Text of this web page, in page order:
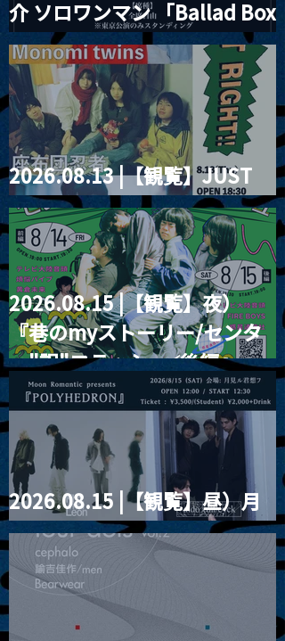
介 ソロワンマン 「Ballad Box
2026」
2026.08.13 |【観覧】JUST
RIGHT!! vol.26
2026.08.15 |【観覧】夜）
『巷のmyストーリー/センタ
ー"訳"フラッシュ⚡️後編』
2026.08.15 |【観覧】昼）月
見ルpre.『POLYHEDRON』